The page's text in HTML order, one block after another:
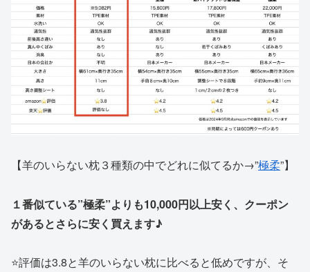
【羊のいらない枕３種類の中でどれに似てるか→”極柔”】
１番似ている”極柔”よりも10,000円以上安く、クーポン
があるとさらに安く買えます♪
⭐️評価は3.8と羊のいらない枕に比べると低めですが、そ